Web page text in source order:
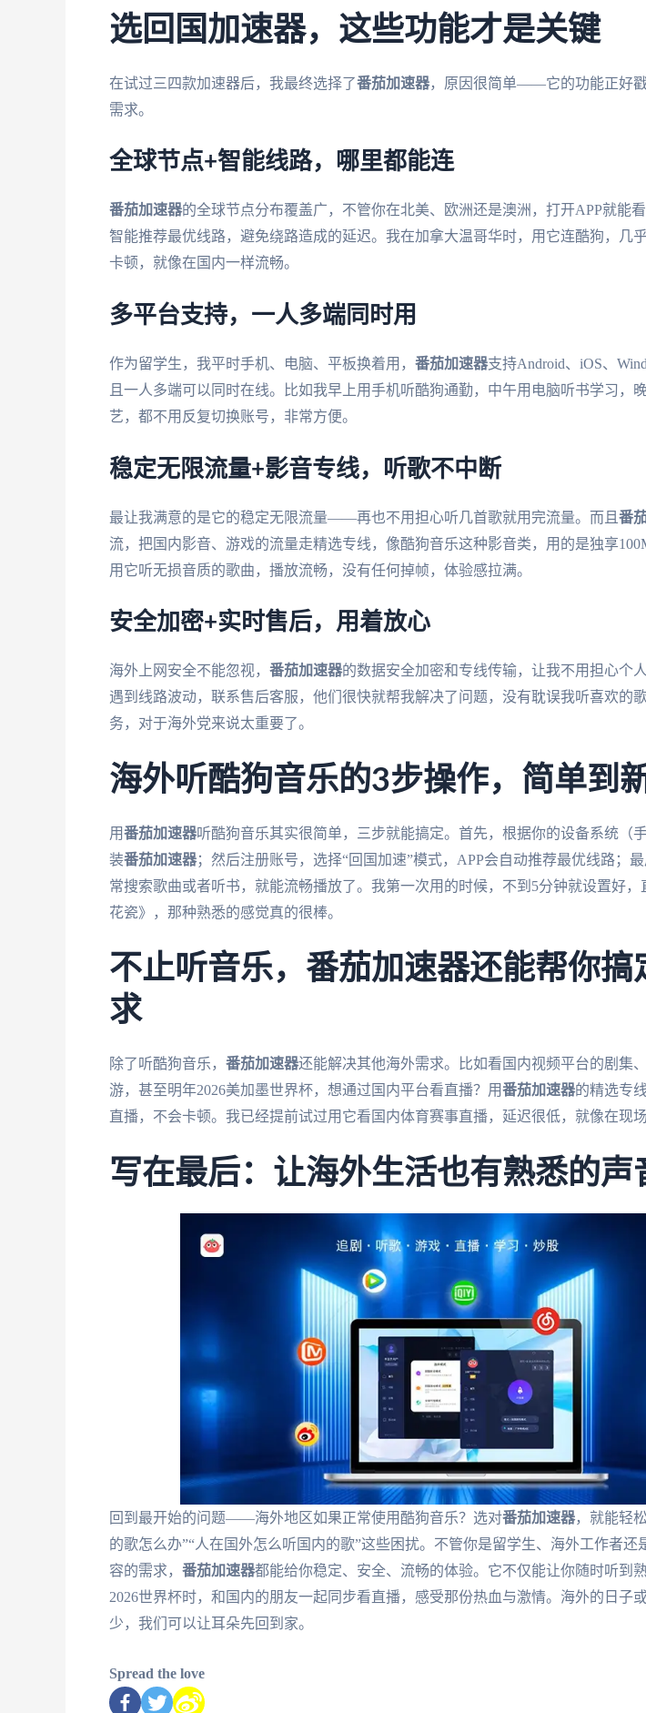
选回国加速器，这些功能才是关键
在试过三四款加速器后，我最终选择了番茄加速器，原因很简单——它的功能正好
需求。
全球节点+智能线路，哪里都能连
番茄加速器的全球节点分布覆盖广，不管你在北美、欧洲还是澳洲，打开APP就能
智能推荐最优线路，避免绕路造成的延迟。我在加拿大温哥华时，用它连酷狗，几
卡顿，就像在国内一样流畅。
多平台支持，一人多端同时用
作为留学生，我平时手机、电脑、平板换着用， 番茄加速器支持Android、iOS、
且一人多端可以同时在线。比如我早上用手机听酷狗通勤，中午用电脑听书学习，
艺，都不用反复切换账号，非常方便。
稳定无限流量+影音专线，听歌不中断
最让我满意的是它的稳定无限流量——再也不用担心听几首歌就用完流量。而且 番
流，把国内影音、游戏的流量走精选专线，像酷狗音乐这种影音类，用的是独享
用它听无损音质的歌曲，播放流畅，没有任何掉帧，体验感拉满。
安全加密+实时售后，用着放心
海外上网安全不能忽视， 番茄加速器的数据安全加密和专线传输，让我不用担心个
遇到线路波动，联系售后客服，他们很快就帮我解决了问题，没有耽误我听喜欢的
务，对于海外党来说太重要了。
海外听酷狗音乐的3步操作，简单到
用番茄加速器听酷狗音乐其实很简单，三步就能搞定。首先，根据你的设备系统（
装番茄加速器；然后注册账号，选择“回国加速”模式，APP会自动推荐最优线路；
常搜索歌曲或者听书，就能流畅播放了。我第一次用的时候，不到5分钟就设置好
花瓷》，那种熟悉的感觉真的很棒。
不止听音乐，番茄加速器还能帮你搞
求
除了听酷狗音乐， 番茄加速器还能解决其他海外需求。比如看国内视频平台的剧集
游，甚至明年2026美加墨世界杯，想通过国内平台看直播？用番茄加速器的精选专
直播，不会卡顿。我已经提前试过用它看国内体育赛事直播，延迟很低，就像在现场
写在最后：让海外生活也有熟悉的声
回到最开始的问题——海外地区如果正常使用酷狗音乐？选对番茄加速器，就能轻
的歌怎么办”“人在国外怎么听国内的歌”这些困扰。不管你是留学生、海外工作者还
容的需求， 番茄加速器都能给你稳定、安全、流畅的体验。它不仅能让你随时听到
2026世界杯时，和国内的朋友一起同步看直播，感受那份热血与激情。海外的日子
少，我们可以让耳朵先回到家。
Spread the love